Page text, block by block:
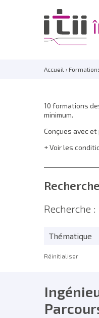
Accueil ›
10 formations
minimum.
Conçues avec
Voir les
Recherche
Thématique
Réinitialiser